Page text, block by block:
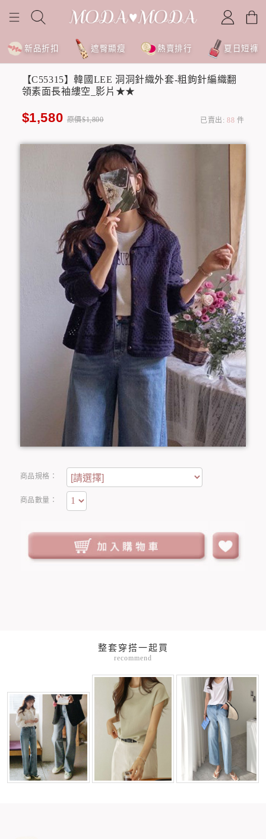
新品折扣 遮臀顯瘦 熱賣排行 夏日短褲
【C55315】韓國LEE 洞洞針織外套-粗鉤針編織翻
領素面長袖縷空_影片★★
$1,580 原價$1,800 已賣出: 88 件
商品規格：
商品數量：
整套穿搭一起買
recommend